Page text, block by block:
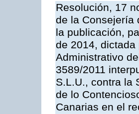
Resolución, 17
de la Consejería
la publicación,
de 2014, dictada
Administrativo
3589/2011
S.L.U., contra la
de lo
Canarias en el